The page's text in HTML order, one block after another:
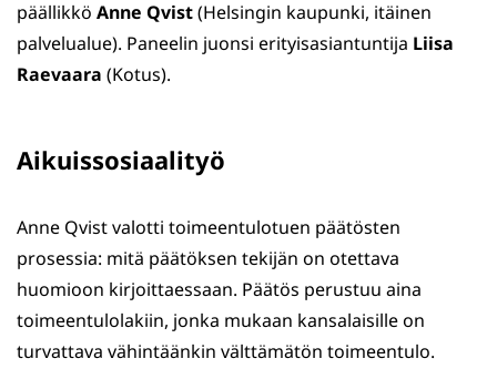
päällikkö Anne Qvist(Helsingin kaupunki, itäinen
palvelualue). Paneelin juonsi erityisasiantuntija Liisa
Raevaara (Kotus).
Aikuissosiaalityö
Anne Qvist valotti toimeentulotuen päätösten
prosessia: mitä päätöksen tekijän on otettava
huomioon kirjoittaessaan. Päätös perustuu aina
toimeentulolakiin, jonka mukaan kansalaisille on
turvattava vähintäänkin välttämätön toimeentulo.